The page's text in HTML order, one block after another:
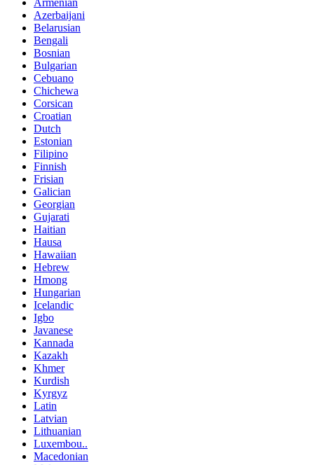
Azerbaijani
Belarusian
Bengali
Bosnian
Bulgarian
Cebuano
Chichewa
Corsican
Croatian
Dutch
Estonian
Filipino
Finnish
Frisian
Galician
Georgian
Gujarati
Haitian
Hausa
Hawaiian
Hebrew
Hmong
Hungarian
Icelandic
Igbo
Javanese
Kannada
Kazakh
Khmer
Kurdish
Kyrgyz
Latin
Latvian
Lithuanian
Luxembou..
Macedonian